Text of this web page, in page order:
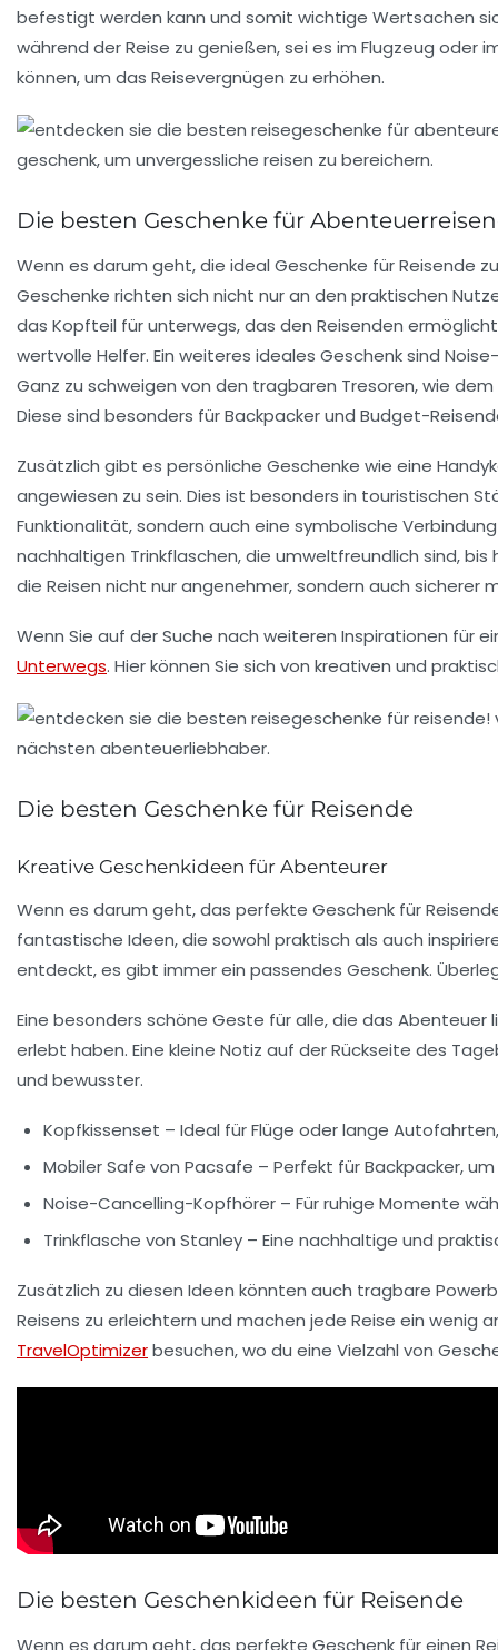
befestigt werden kann und somit wichtige Wertsachen
während der Reise zu genießen, sei es im Flugzeug oder
können, um das Reisevergnügen zu erhöhen.
Die besten Geschenke für
Wenn es darum geht, die ideal Geschenke für Reisende
Geschenke richten sich nicht nur an den praktischen
das Kopfteil für unterwegs, das den Reisenden
wertvolle Helfer. Ein weiteres ideales Geschenk sind
Ganz zu schweigen von den tragbaren Tresoren, wie
Diese sind besonders fürBackpackerund Budget-
Zusätzlich gibt es persönliche Geschenke wie eine
angewiesen zu sein. Dies ist besonders in touristischen
Funktionalität, sondern auch eine symbolische
nachhaltigen Trinkflaschen, die umweltfreundlich sind, bis
die Reisen nicht nur angenehmer, sondern auch sicherer
Wenn Sie auf der Suche nach weiteren Inspirationen für
Unterwegs. Hier können Sie sich von kreativen und
Die besten Geschenke für Reisende
Kreative Geschenkideen für Abenteurer
Wenn es darum geht, das perfekte Geschenk für
fantastische Ideen, die sowohl praktisch als auch
entdeckt, es gibt immer ein passendes Geschenk.
Eine besonders schöne Geste für alle, die das
erlebt haben. Eine kleine Notiz auf der Rückseite des
und bewusster.
Kopfkissenset – Ideal für Flüge oder lange
Mobiler Safe von Pacsafe – Perfekt für Backpacker,
Noise-Cancelling-Kopfhörer – Für ruhige Momente
Trinkflasche von Stanley – Eine nachhaltige und
Zusätzlich zu diesen Ideen könnten auch tragbare
Reisens zu erleichtern und machen jede Reise ein wenig
TravelOptimizerbesuchen, wo du eine Vielzahl von
Die besten Geschenkideen für Reisende
Wenn es darum geht, das perfekte Geschenk für einen